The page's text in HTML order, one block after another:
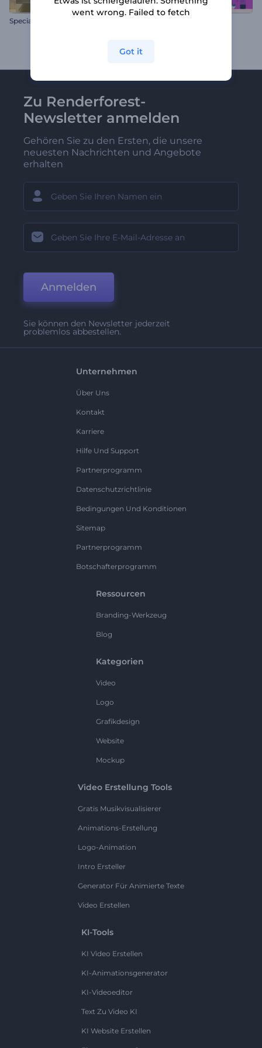
Special Event Werbung
Zu Renderforest-
Newsletter anmelden
Gehören Sie zu den Ersten, die unsere
neuesten Nachrichten und Angebote
erhalten
Anmelden
Sie können den Newsletter jederzeit
problemlos abbestellen.
Unternehmen
Über Uns
Kontakt
Karriere
Hilfe Und Support
Partnerprogramm
Datenschutzrichtlinie
Bedingungen Und Konditionen
Sitemap
Partnerprogramm
Botschafterprogramm
Ressourcen
Branding-Werkzeug
Blog
Kategorien
Video
Logo
Grafikdesign
Website
Mockup
Video Erstellung Tools
Gratis Musikvisualisierer
Animations-Erstellung
Logo-Animation
Intro Ersteller
Generator Für Animierte Texte
Video Erstellen
KI-Tools
KI Video Erstellen
KI-Animationsgenerator
KI-Videoeditor
Text Zu Video KI
KI Website Erstellen
went wrong. Failed to fetch
Got it